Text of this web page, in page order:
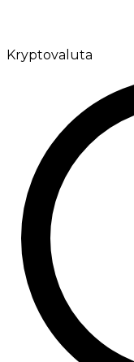
Kryptovaluta